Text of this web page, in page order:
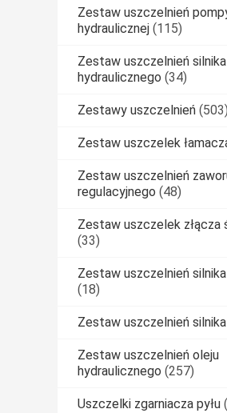
Zestaw uszczelnień
hydraulicznej (115)
Zestaw uszczelnień silnika
hydraulicznego (34)
Zestawy uszczelnień (503)
Zestaw uszczelek
Zestaw uszczelnień
regulacyjnego (48)
Zestaw uszczelek złącza
(33)
Zestaw uszczelnień
(18)
Zestaw uszczelnień
Zestaw uszczelnień oleju
hydraulicznego (257)
Uszczelki zgarniacza pyłu